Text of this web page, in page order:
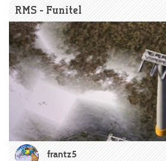
RMS - Funitel
frantz5